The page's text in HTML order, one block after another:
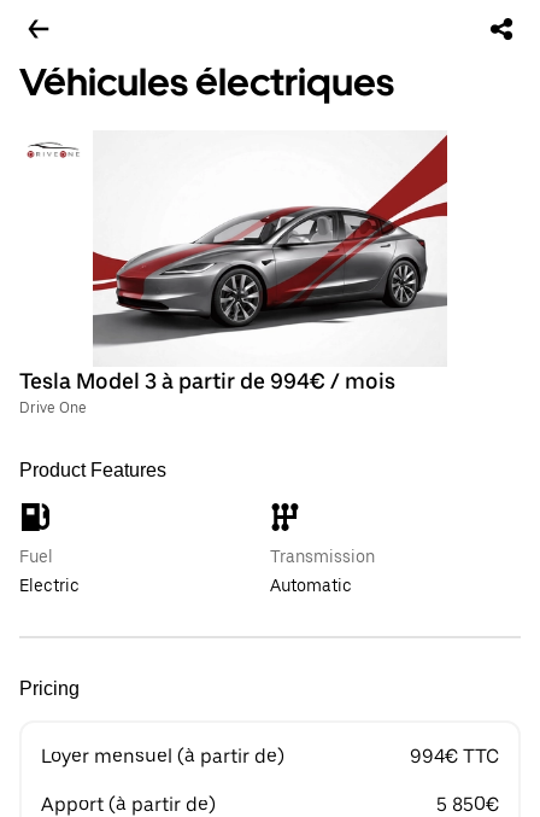
Véhicules électriques
Tesla Model 3 à partir de 994€ / mois
Drive One
Product Features
Fuel
Electric
Transmission
Automatic
Pricing
Loyer mensuel (à partir de) 994€ TTC
Apport (à partir de) 5 850€